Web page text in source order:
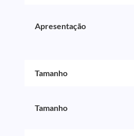
Apresentação
Tamanho
Tamanho